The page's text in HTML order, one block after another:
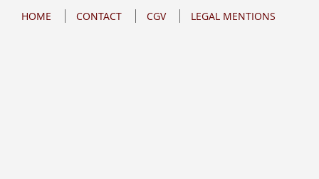
Our
HOME CONTACT CGV LEGAL MENTIONS